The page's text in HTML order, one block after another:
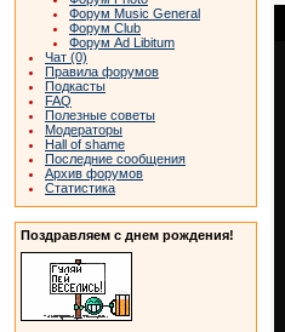
Форум Music General
Форум Club
Форум Ad Libitum
Чат (0)
Правила форумов
Подкасты
FAQ
Полезные советы
Модераторы
Hall of shame
Последние сообщения
Архив форумов
Статистика
Поздравляем с днем рождения!